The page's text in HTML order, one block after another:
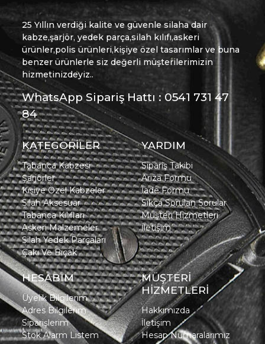
25 Yıllın verdiği kalite ve güvenle silaha dair
kabze,şarjör, yedek parça,silah kılıfı,askeri
ürünler,polis ürünleri,kişiye özel tasarımlar ve buna
benzer ürünlerle siz değerli müşterilerimizin
hizmetinizdeyiz..
WhatsApp Sipariş Hattı : 0541 731 47
84
KATEGORİLER
Tabanca Kabzesi
Şarjörler
Kişiye Özel Kabzeler
Silah Aksesuar
Tabanca Kılıfları
Askeri Malzemeler
Silah Yedek Parçaları
Çakı Ve Bıçak
YARDIM
Sipariş Takibi
Arıza Formu
İade Formu
Sıkça Sorulan Sorular
Müşteri Hizmetleri
İletişim
HESABIM
Üyelik Bilgilerim
Adres Bilgilerim
Siparişlerim
Stok Alarm Listem
MÜŞTERİ
HİZMETLERİ
Hakkımızda
İletişim
Hesap Numaralarımız